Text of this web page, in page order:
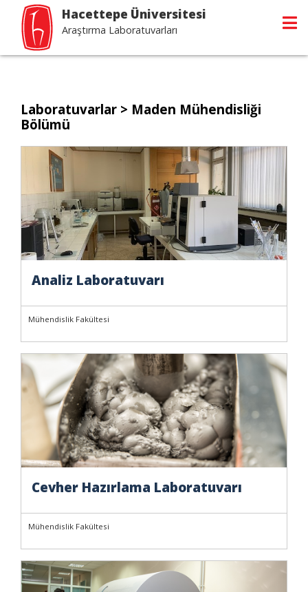
Hacettepe Üniversitesi
Araştırma Laboratuvarları
Laboratuvarlar > Maden Mühendisliği
Bölümü
Analiz Laboratuvarı
Mühendislik Fakültesi
Cevher Hazırlama Laboratuvarı
Mühendislik Fakültesi